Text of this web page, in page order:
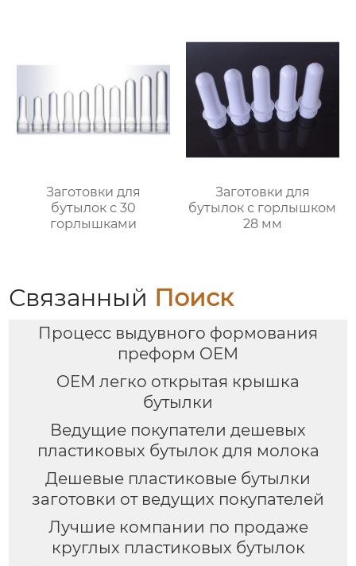
Заготовки для
бутылок с 30
горлышками
Заготовки для
бутылок с горлышком
28 мм
Связанный Поиск
Процесс выдувного формования
преформ OEM
OEM легко открытая крышка
бутылки
Ведущие покупатели дешевых
пластиковых бутылок для молока
Дешевые пластиковые бутылки
заготовки от ведущих покупателей
Лучшие компании по продаже
круглых пластиковых бутылок